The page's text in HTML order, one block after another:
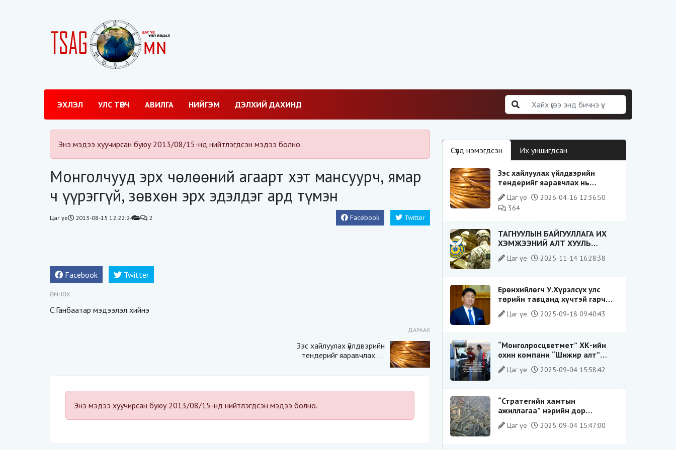
ЭХЛЭЛ УЛС ТӨРЧ АВИЛГА НИЙГЭМ ДЭЛХИЙ ДАХИНД
Энэ мэдээ хуучирсан буюу 2013/08/15-нд нийтлэгдсэн мэдээ болно.
Монголчууд эрх чөлөөний агаарт хэт мансуурч, ямар
ч үүрэггүй, зөвхөн эрх эдэлдэг ард түмэн
Цаг үе 2013-08-15 12:22:24 2 Facebook Twitter
Facebook Twitter
ӨМНӨХ
С.Ганбаатар мэдээлэл хийнэ
ДАРААХ
Зэс хайлуулах үйлдвэрийн
тендерийг яаравчлах нь
Энэ мэдээ хуучирсан буюу 2013/08/15-нд нийтлэгдсэн мэдээ болно.
Сүүлд нэмэгдсэн Их уншигдсан
Зэс хайлуулах үйлдвэрийн
тендерийг яаравчлах нь
“Үндэсний аюулгүй байдал“-д
эрсдэлтэй юу?
Цаг үе
2026-04-16 12:36:50
364
ТАГНУУЛЫН БАЙГУУЛЛАГА ИХ
ХЭМЖЭЭНИЙ АЛТ ХУУЛЬ
БУСААР ХИЛЭЭР ГАРГАХ ГЭЖ
БАЙСАН ҮЙЛДЛИЙГ ТАСЛАН
Цаг үе 2025-11-14 16:28:38
Ерөнхийлөгч У.Хүрэлсүх улс
төрийн тавцанд хүчтэй гарч
ирэхдээ өөрийгөө шударга
ёсны төлөө тэмцэгч, “хуучин
таниулсан.
Цаг үе 2025-09-18 09:40:43
“Монголросцветмет” ХК-ийн
охин компани “Шижир алт”
ХХК-ийн Гүйцэтгэх захирлаар
ажиллаж байсан О.Баттөмөрт
Цаг үе 2025-09-04 15:58:42
“Стратегийн хамтын
ажиллагаа” нэрийн дор
“Чимээгүй хөрөнгө хуримтлал”
Цаг үе 2025-09-04 15:47:00